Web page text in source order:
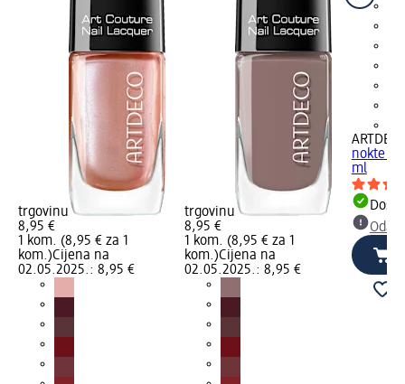
trgovinu
8,95 €
1 kom. (8,95 € za 1
kom.)Cijena na
02.05.2025.: 8,95 €
trgovinu
8,95 €
1 kom. (8,95 € za 1
kom.)Cijena na
02.05.2025.: 8,95 €
nokte –
ml